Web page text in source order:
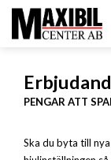
PENGAR ATT
Ska du byta till